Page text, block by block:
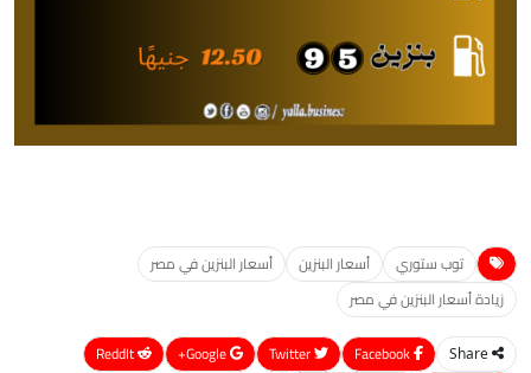
توب ستوري أسعار البنزين
أسعار البنزين في مصر
زيادة أسعار البنزين في مصر
Share
Google+
ReddIt